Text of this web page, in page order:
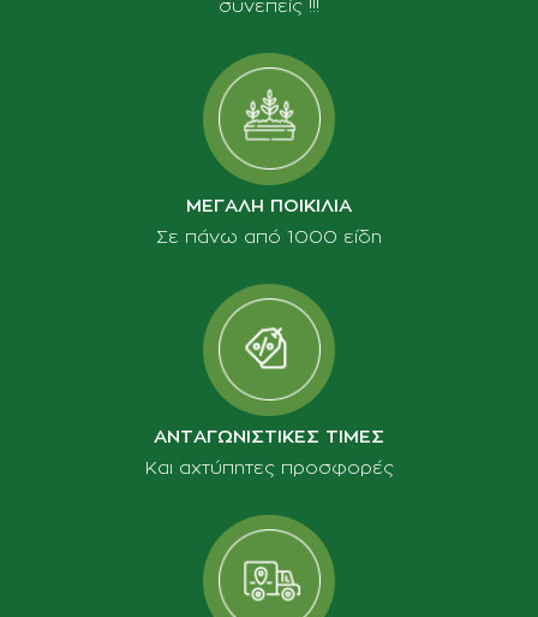
συνεπείς !!!
ΜΕΓΑΛΗ ΠΟΙΚΙΛΙΑ
Σε πάνω από 1000 είδη
ΑΝΤΑΓΩΝΙΣΤΙΚΕΣ ΤΙΜΕΣ
Και αχτύπητες προσφορές